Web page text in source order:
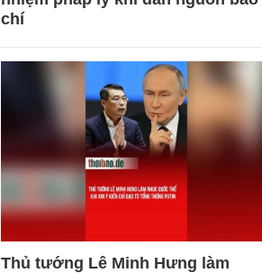
chí
Thủ tướng Lê Minh Hưng làm